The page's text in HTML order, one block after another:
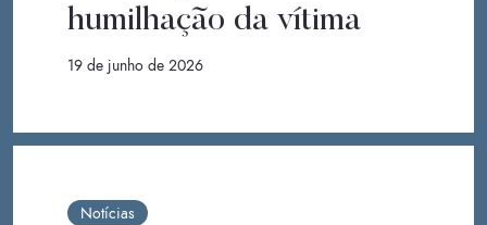
humilhação da vítima
19 de junho de 2026
Notícias